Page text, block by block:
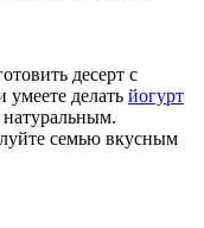
десерт с
делать йогурт
семью вкусным